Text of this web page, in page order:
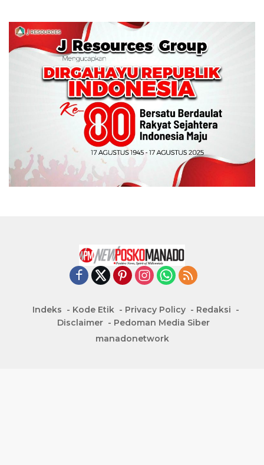
Indeks Kode Etik Privacy Policy
Redaksi
Disclaimer
Pedoman Media Siber
manadonetwork